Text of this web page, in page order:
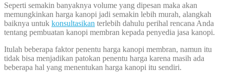
Seperti semakin banyaknya volume yang dipesan maka akan
memungkinkan harga kanopi jadi semakin lebih murah, alangkah
baiknya untuk konsultasikan terlebih dahulu perihal rencana Anda
tentang pembuatan kanopi membran kepada penyedia jasa kanopi.
Itulah beberapa faktor penentu harga kanopi membran, namun itu
tidak bisa menjadikan patokan penentu harga karena masih ada
beberapa hal yang menentukan harga kanopi itu sendiri.